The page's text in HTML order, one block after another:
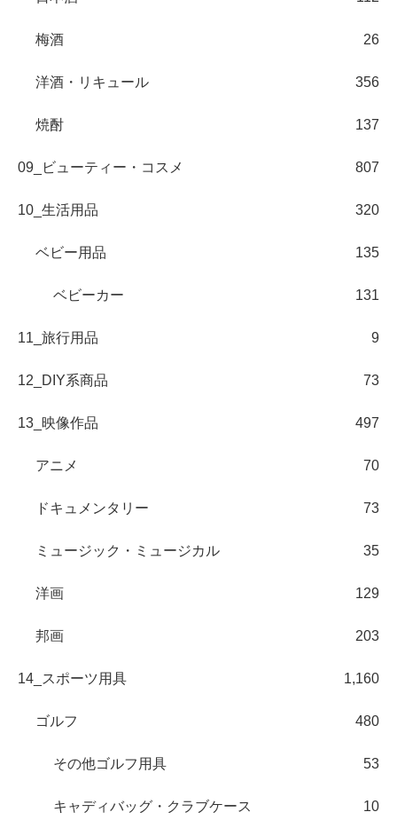
梅酒 26
洋酒・リキュール 356
焼酎 137
09_ビューティー・コスメ 807
10_生活用品 320
ベビー用品 135
ベビーカー 131
11_旅行用品 9
12_DIY系商品 73
13_映像作品 497
アニメ 70
ドキュメンタリー 73
ミュージック・ミュージカル 35
洋画 129
邦画 203
14_スポーツ用具 1,160
ゴルフ 480
その他ゴルフ用具 53
キャディバッグ・クラブケース 10